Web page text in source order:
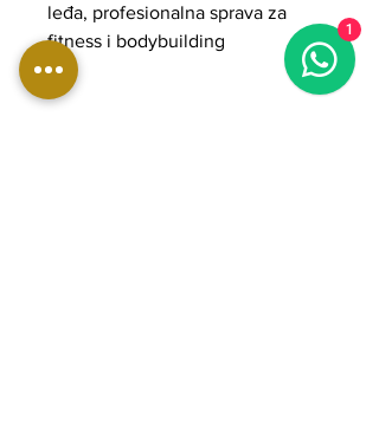
leđa, profesionalna sprava za
fitness i bodybuilding
1